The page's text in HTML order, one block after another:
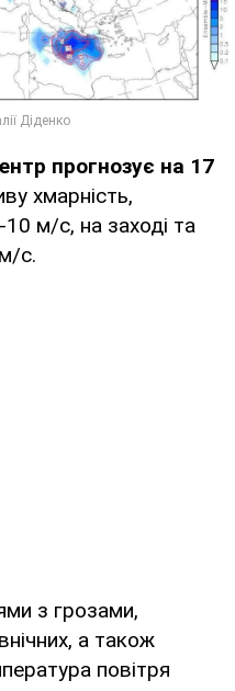
прогнозує на 17
хмарність,
10 м/с, на заході та
с.
з грозами,
а також
повітря